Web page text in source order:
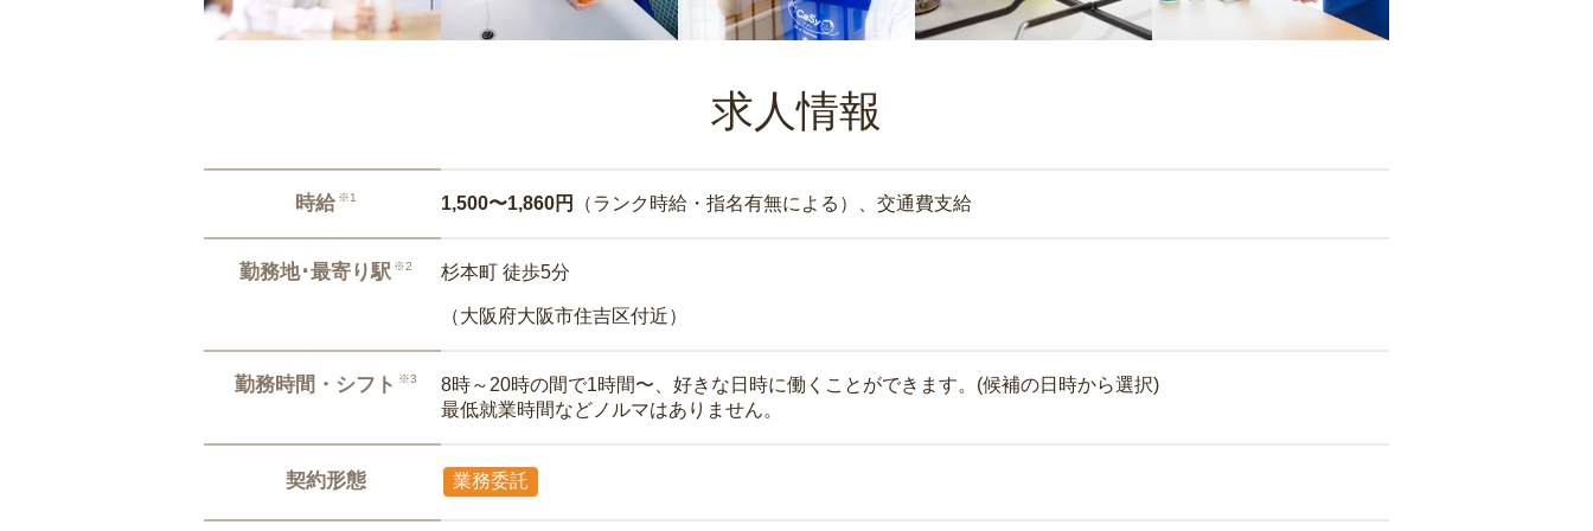
求人情報
時給 ※1 1,500〜1,860円 （ランク時給・指名有無による）、交通費支給
勤務地･最寄り駅 ※2 杉本町 徒歩5分
（大阪府大阪市住吉区付近）
勤務時間・シフト ※3
8時～20時の間で1時間〜、好きな日時に働くことができます。(候補の日時から選択)
最低就業時間などノルマはありません。
契約形態 業務委託